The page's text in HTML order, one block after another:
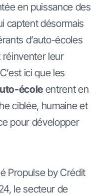
en puissance des
captent désormais
d’auto-écoles
leur
ici que les
écoleentrent en
ciblée, humaine et
pour développer
Propulse by Crédit
le secteur de